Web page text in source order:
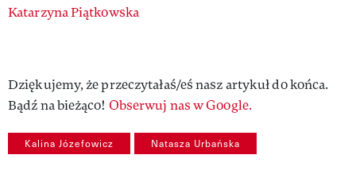
Authors
Katarzyna Piątkowska
Dziękujemy, że przeczytałaś/eś nasz artykuł do końca.
Bądź na bieżąco! Obserwuj nas w Google.
Kalina Józefowicz Natasza Urbańska